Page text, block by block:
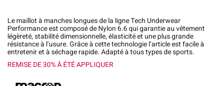
Le maillot à manches longues de la ligne Tech Underwear
Performance est composé de Nylon 6.6 qui garantie au vêtement
légèreté, stabilité dimensionnelle, élasticité et une plus grande
résistance à l’usure. Grâce à cette technologie l’article est facile à
entretenir et à séchage rapide. Adapté à tous types de sports.
REMISE DE 30% À ÉTÉ APPLIQUER